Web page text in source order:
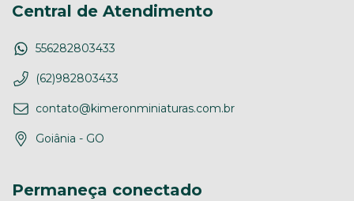
Central de Atendimento
556282803433
(62)982803433
contato@kimeronminiaturas.com.br
Goiânia - GO
Permaneça conectado